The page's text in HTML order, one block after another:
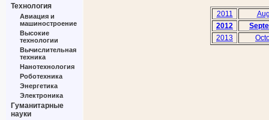
Технология
Авиация и
машиностроение
Высокие
технологии
Вычислительная
техника
Нанотехнология
Роботехника
Энергетика
Электроника
Гуманитарные
науки
2011
2012
2013